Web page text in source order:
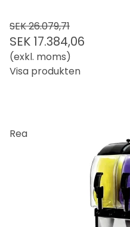
SEK 26.079,71
SEK 17.384,06
(exkl. moms)
Visa produkten
Rea